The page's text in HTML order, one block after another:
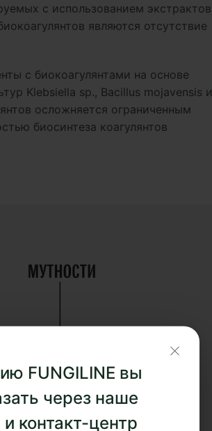
FUNGILINE вы
через наше
контакт-центр
с использованием экстрактов
являются отсутствие
с биокоагулянтами на основе
Klebsiella sp., Bacillus mojavensis и
осложняется ограниченным
биосинтеза коагулянтов